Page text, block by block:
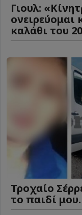
Γιουλ:
ονειρεύομαι
καλάθι του
Τροχαίο
το παιδί